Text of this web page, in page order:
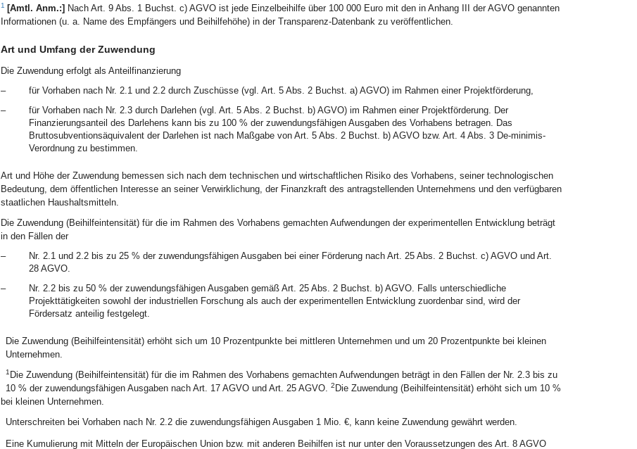
1 [Amtl. Anm.:] Nach Art. 9 Abs. 1 Buchst. c) AGVO ist jede Einzelbeihilfe über 100 000 Euro mit den in Anhang III der AGVO genannten
Informationen (u. a. Name des Empfängers und Beihilfehöhe) in der Transparenz-Datenbank zu veröffentlichen.
Art und Umfang der Zuwendung
Die Zuwendung erfolgt als Anteilfinanzierung
–
für Vorhaben nach Nr. 2.1 und 2.2 durch Zuschüsse (vgl. Art. 5 Abs. 2 Buchst. a) AGVO) im Rahmen einer Projektförderung,
–
für Vorhaben nach Nr. 2.3 durch Darlehen (vgl. Art. 5 Abs. 2 Buchst. b) AGVO) im Rahmen einer Projektförderung. Der
Finanzierungsanteil des Darlehens kann bis zu 100 % der zuwendungsfähigen Ausgaben des Vorhabens betragen. Das
Bruttosubventionsäquivalent der Darlehen ist nach Maßgabe von Art. 5 Abs. 2 Buchst. b) AGVO bzw. Art. 4 Abs. 3 De-minimis-
Verordnung zu bestimmen.
Art und Höhe der Zuwendung bemessen sich nach dem technischen und wirtschaftlichen Risiko des Vorhabens, seiner technologischen
Bedeutung, dem öffentlichen Interesse an seiner Verwirklichung, der Finanzkraft des antragstellenden Unternehmens und den verfügbaren
staatlichen Haushaltsmitteln.
Die Zuwendung (Beihilfeintensität) für die im Rahmen des Vorhabens gemachten Aufwendungen der experimentellen Entwicklung beträgt
in den Fällen der
–
Nr. 2.1 und 2.2 bis zu 25 % der zuwendungsfähigen Ausgaben bei einer Förderung nach Art. 25 Abs. 2 Buchst. c) AGVO und Art.
28 AGVO.
–
Nr. 2.2 bis zu 50 % der zuwendungsfähigen Ausgaben gemäß Art. 25 Abs. 2 Buchst. b) AGVO. Falls unterschiedliche
Projekttätigkeiten sowohl der industriellen Forschung als auch der experimentellen Entwicklung zuordenbar sind, wird der
Fördersatz anteilig festgelegt.
Die Zuwendung (Beihilfeintensität) erhöht sich um 10 Prozentpunkte bei mittleren Unternehmen und um 20 Prozentpunkte bei kleinen
Unternehmen.
1 Die Zuwendung (Beihilfeintensität) für die im Rahmen des Vorhabens gemachten Aufwendungen beträgt in den Fällen der Nr. 2.3 bis zu
10 % der zuwendungsfähigen Ausgaben nach Art. 17 AGVO und Art. 25 AGVO. 2 Die Zuwendung (Beihilfeintensität) erhöht sich um 10 %
bei kleinen Unternehmen.
Unterschreiten bei Vorhaben nach Nr. 2.2 die zuwendungsfähigen Ausgaben 1 Mio. €, kann keine Zuwendung gewährt werden.
Eine Kumulierung mit Mitteln der Europäischen Union bzw. mit anderen Beihilfen ist nur unter den Voraussetzungen des Art. 8 AGVO